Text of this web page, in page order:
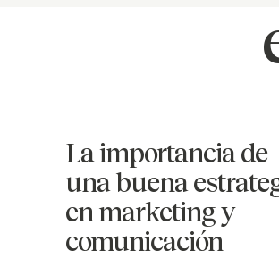
La importancia de
una buena
en marketing y
comunicación